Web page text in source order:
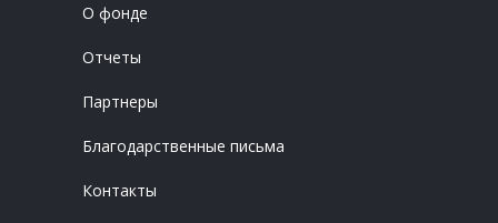
О фонде
Отчеты
Партнеры
Благодарственные письма
Контакты